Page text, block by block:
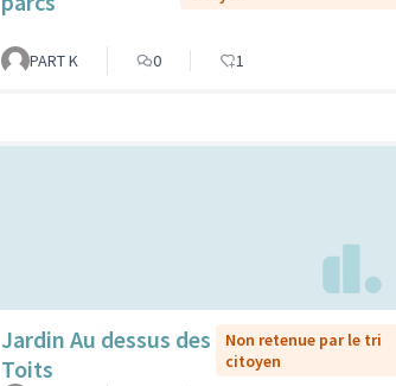
PART K 0 1
Jardin Au dessus des
Toits
Non retenue par le tri
citoyen